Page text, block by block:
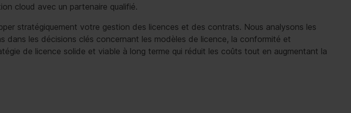
cloud avec un partenaire qualifié.
stratégiquement votre gestion des licences et des contrats. Nous analysons les
les décisions clés concernant les modèles de licence, la conformité et
de licence solide et viable à long terme qui réduit les coûts tout en augmentant la